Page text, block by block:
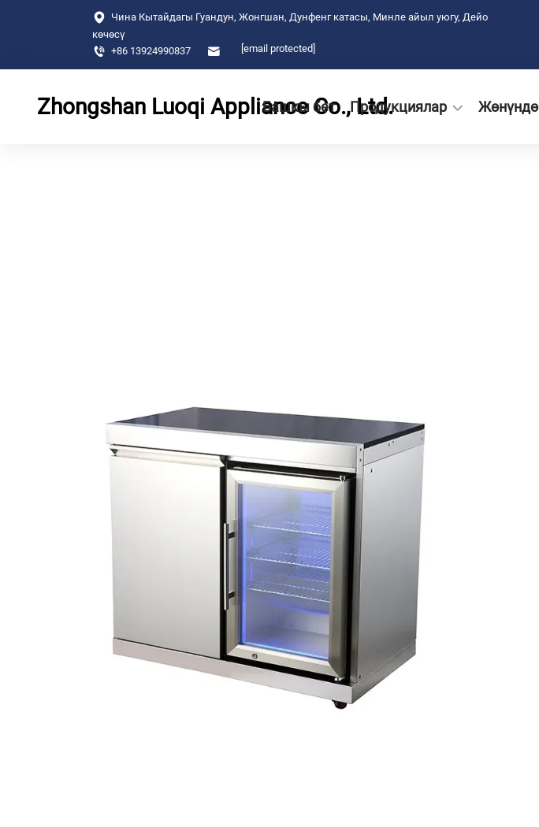
Чина Кытайдагы Гуандун, Жонгшан, Дунфенг катасы, Минле айыл уюгу, Дейо
көчөсү
+86 13924990837
[email protected]
Zhongshan Luoqi Appliance Co., Ltd.
Башкы бет Продукциялар Жөнүндө